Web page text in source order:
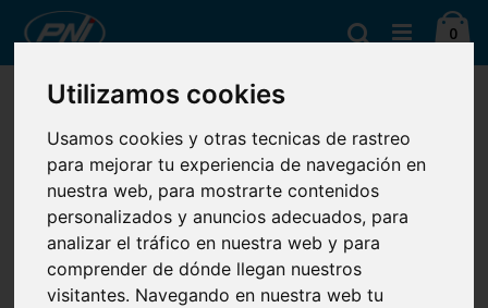
Utilizamos cookies
Usamos cookies y otras tecnicas de rastreo
para mejorar tu experiencia de navegación en
nuestra web, para mostrarte contenidos
personalizados y anuncios adecuados, para
analizar el tráfico en nuestra web y para
comprender de dónde llegan nuestros
visitantes. Navegando en nuestra web tu
al
contenido
0
Buscar
No podemos encontrar productos que coincida con la
PRODUCTOS RECOMENDADOS
No podemos encontrar productos que coincida con la
selección.